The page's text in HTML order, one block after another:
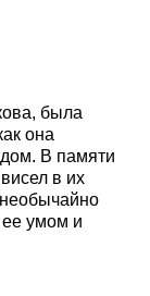
была
она
В памяти
в их
умом и